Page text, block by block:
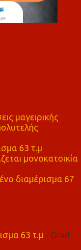
μαγειρικής
63 τ.μ
μονοκατοικία
διαμέρισμα 67
63 τ.μ - Grad